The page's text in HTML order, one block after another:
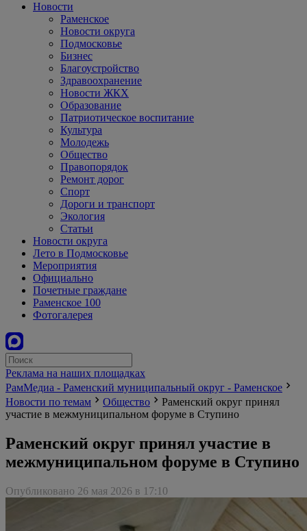
Новости
Раменское
Новости округа
Подмосковье
Бизнес
Благоустройство
Здравоохранение
Новости ЖКХ
Образование
Патриотическое воспитание
Культура
Молодежь
Общество
Правопорядок
Ремонт дорог
Спорт
Дороги и транспорт
Экология
Статьи
Новости округа
Лето в Подмосковье
Мероприятия
Официально
Почетные граждане
Раменское 100
Фотогалерея
Реклама на наших площадках
РамМедиа - Раменский муниципальный округ - Раменское
Новости по темам
Общество
Раменский округ принял
участие в межмуниципальном форуме в Ступино
Раменский округ принял участие в
межмуниципальном форуме в Ступино
Опубликовано 26 мая 2026 в 17:10